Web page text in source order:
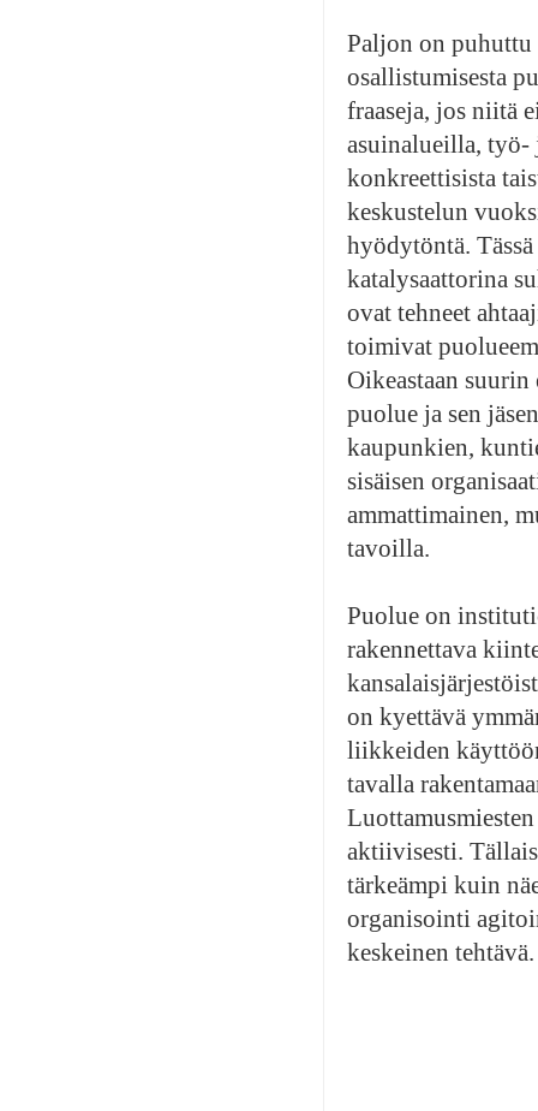
Paljon on puhuttu
osallistumisesta
fraaseja, jos niitä
asuinalueilla,
konkreettisista
keskustelun
hyödytöntä.
katalysaattorina
ovat tehneet
toimivat
Oikeastaan
puolue ja sen
kaupunkien,
sisäisen
ammattimainen,
tavoilla.
Puolue on
rakennettava
on kyettävä
liikkeiden
tavalla
aktiivisesti.
tärkeämpi kuin
organisointi
keskeinen tehtävä.